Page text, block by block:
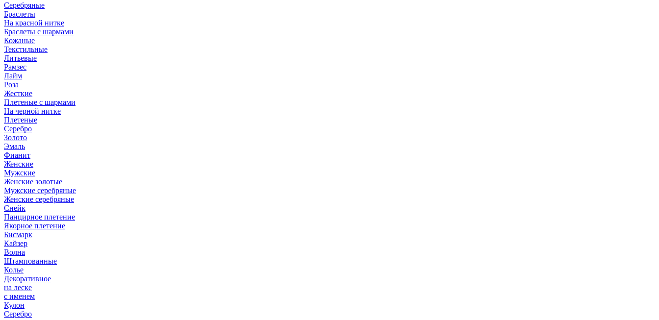
Серебряные
Браслеты
На красной нитке
Браслеты с шармами
Кожаные
Текстильные
Литьевые
Рамзес
Лайм
Роза
Жесткие
Плетеные с шармами
На черной нитке
Плетеные
Серебро
Золото
Эмаль
Фианит
Женские
Мужские
Женские золотые
Мужские серебряные
Женские серебряные
Снейк
Панцирное плетение
Якорное плетение
Бисмарк
Кайзер
Волна
Штампованные
Колье
Декоративное
на леске
с именем
Кулон
Серебро